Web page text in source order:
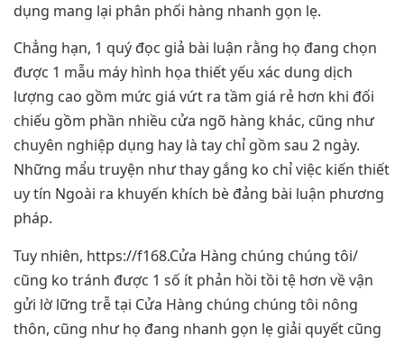
dụng mang lại phân phối hàng nhanh gọn lẹ.
Chẳng hạn, 1 quý đọc giả bài luận rằng họ đang chọn
được 1 mẫu máy hình họa thiết yếu xác dung dịch
lượng cao gồm mức giá vứt ra tầm giá rẻ hơn khi đối
chiếu gồm phần nhiều cửa ngõ hàng khác, cũng như
chuyên nghiệp dụng hay là tay chỉ gồm sau 2 ngày.
Những mẩu truyện như thay gắng ko chỉ việc kiến thiết
uy tín Ngoài ra khuyến khích bè đảng bài luận phương
pháp.
Tuy nhiên, https://f168.Cửa Hàng chúng chúng tôi/
cũng ko tránh được 1 số ít phản hồi tồi tệ hơn về vận
gửi lờ lững trễ tại Cửa Hàng chúng chúng tôi nông
thôn, cũng như họ đang nhanh gọn lẹ giải quyết cũng